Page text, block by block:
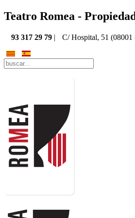
Teatro Romea -
93 317 29 79 | C/ Hospital, 51 (08001